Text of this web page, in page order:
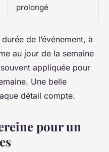
prolongé
de l’événement, à
au jour de la semaine
appliquée pour
Une belle
détail compte.
pour un